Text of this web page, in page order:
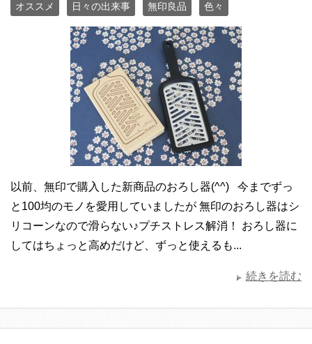
オススメ 日々の出来事 無印良品 色々
以前、無印で購入した新商品のおろし器(^^) 今までずっ
と100均のモノを愛用していましたが 無印のおろし器はシ
リコーンなので滑らない♪プチストレス解消！ おろし器に
してはちょっと高めだけど、ずっと使えるも...
続きを読む